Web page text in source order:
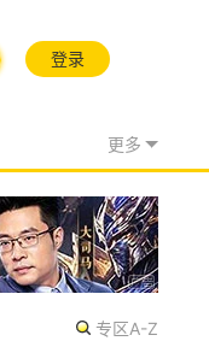
登录
更多
专区A-Z